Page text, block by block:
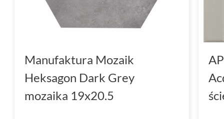
Manufaktura Mozaik
Heksagon Dark Grey
mozaika 19x20.5